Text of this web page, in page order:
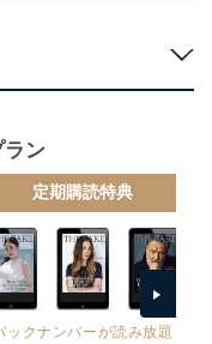
個人情報データ
オペレーティング
ています。
セキュリティ対策
更新 機能等の活用
ます。
防止
ラン
定期購読特典
ックナンバーが読み放題